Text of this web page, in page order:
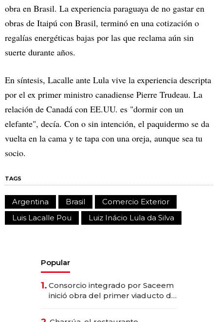
obra en Brasil. La experiencia paraguaya de no gastar en
obras de Itaipú con Brasil, terminó en una cotización o
regalías energéticas bajas por las que reclama aún sin
suerte durante años.
En síntesis, Lacalle ante Lula vive la experiencia descripta
por el ex primer ministro canadiense Pierre Trudeau. La
relación de Canadá con EE.UU. es "dormir con un
elefante", decía. Con o sin intención, el paquidermo se da
vuelta en la cama y te tapa con una oreja, aunque sea tu
socio.
TAGS
Argentina Brasil
Comercio Exterior
Luis Lacalle Pou
Luiz Inácio Lula da Silva
Popular
1. Consorcio integrado por Saceem
inició obra del primer viaducto de